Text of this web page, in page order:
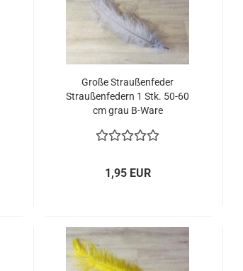
Große Straußenfeder
Straußenfedern 1 Stk. 50-60
cm grau B-Ware
1,95 EUR